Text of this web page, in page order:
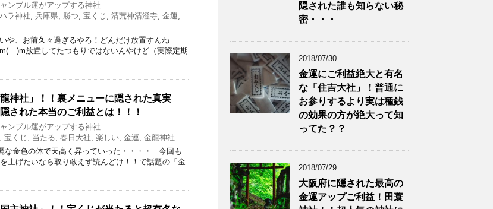
ンブル運がアップする神社
ラ神社, 兵庫県, 勝つ, 宝くじ , 清荒神清澄寺, 金運,
や、お前久々過ぎるやろ！どんだけ放置すんね
放置してたつもりではないんやけど（実際定期
神社」！！裏メニューに隠された真実
された本当のご利益とは！！！
ンブル運がアップする神社
, 宝くじ , 当たる, 春日大社, 楽しい, 金運, 金龍神社
な金色の体で天高く昇っていった・・・・ 今回も
上げたいなら取り敢えず読んどけ！！で話題の「金
隠された誰も知らない秘
密・・・
2018/07/30
金運にご利益絶大と有名
な「住吉大社」！普通に
お参りするより実は種銭
の効果の方が絶大って知
ってた？？
2018/07/29
大阪府に隠された最高の
金運アップご利益！田蓑